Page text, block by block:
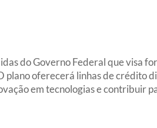
do Governo Federal que visa
oferecerá linhas de crédito
em tecnologias e contribuir